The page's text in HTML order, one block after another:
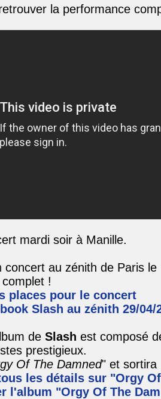
la performance
mardi soir à Manille.
concert au zénith de Paris
!
places pour le concert
Slash au zénith 29/04/
de Slash est composé
prestigieux.
Of The Damned" et sortira
les détails sur "Orgy
l'album "Orgy Of The